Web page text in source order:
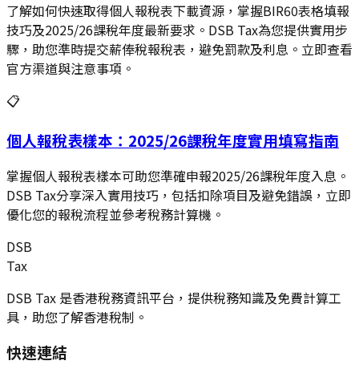
了解如何快速取得個人報稅表下載資源，掌握BIR60表格填報
技巧及2025/26課稅年度最新要求。DSB Tax為您提供實用步
驟，助您準時提交薪俸稅報稅表，避免罰款及利息。立即查看
官方渠道與注意事項。
📋
個人報稅表樣本：2025/26課稅年度實用填寫指南
掌握個人報稅表樣本可助您準確申報2025/26課稅年度入息。
DSB Tax分享深入實用技巧，包括扣除項目及避免錯誤，立即
優化您的報稅流程並參考稅務計算機。
DSB
Tax
DSB Tax 是香港稅務資訊平台，提供稅務知識及免費計算工
具，助您了解香港稅制。
快速連結